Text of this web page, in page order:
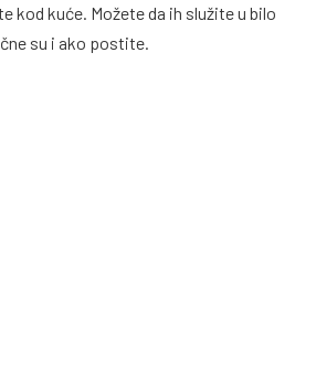
kod kuće. Možete da ih služite u bilo
su i ako postite.